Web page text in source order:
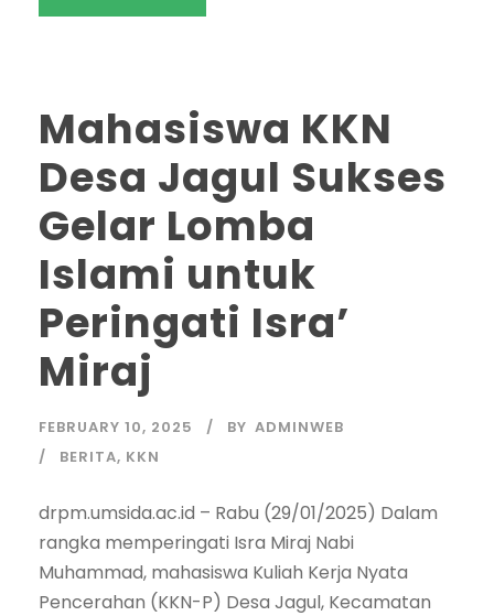
Mahasiswa KKN
Desa Jagul Sukses
Gelar Lomba
Islami untuk
Peringati Isra’
Miraj
FEBRUARY 10, 2025 BY ADMINWEB
BERITA, KKN
drpm.umsida.ac.id – Rabu (29/01/2025) Dalam
rangka memperingati Isra Miraj Nabi
Muhammad, mahasiswa Kuliah Kerja Nyata
Pencerahan (KKN-P) Desa Jagul, Kecamatan